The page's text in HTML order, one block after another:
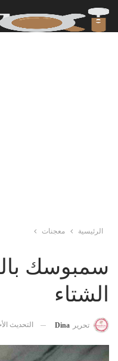
الرئيسية معجنات
سمبوسك
الشتاء
تحرير Dina التحديث